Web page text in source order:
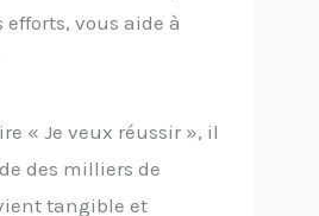
vous aide à
« Je veux réussir », il
des milliers de
tangible et